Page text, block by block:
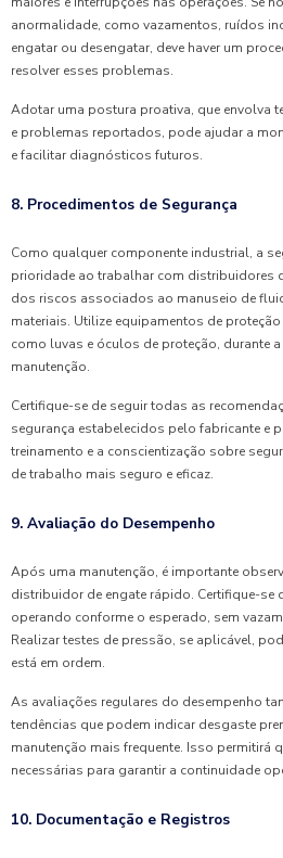
anormalidade, como vazamentos, ruídos
engatar ou desengatar, deve haver um
resolver esses problemas.
Adotar uma postura proativa, que envolva
e problemas reportados, pode ajudar a
e facilitar diagnósticos futuros.
8. Procedimentos de Segurança
Como qualquer componente industrial, a
prioridade ao trabalhar com distribuidores
dos riscos associados ao manuseio de
materiais. Utilize equipamentos de
como luvas e óculos de proteção, durante
manutenção.
Certifique-se de seguir todas as
segurança estabelecidos pelo fabricante e
treinamento e a conscientização sobre
de trabalho mais seguro e eficaz.
9. Avaliação do Desempenho
Após uma manutenção, é importante
distribuidor de engate rápido. Certifique-se
operando conforme o esperado, sem
Realizar testes de pressão, se aplicável,
está em ordem.
As avaliações regulares do desempenho
tendências que podem indicar desgaste
manutenção mais frequente. Isso permitirá
necessárias para garantir a continuidade
10. Documentação e Registros